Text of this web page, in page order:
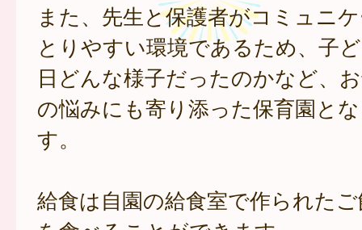
また、先生と保護者がコミュニ
とりやすい環境であるため、子
日どんな様子だったのかなど、
の悩みにも寄り添った保育園と
す。
給食は自園の給食室で作られた